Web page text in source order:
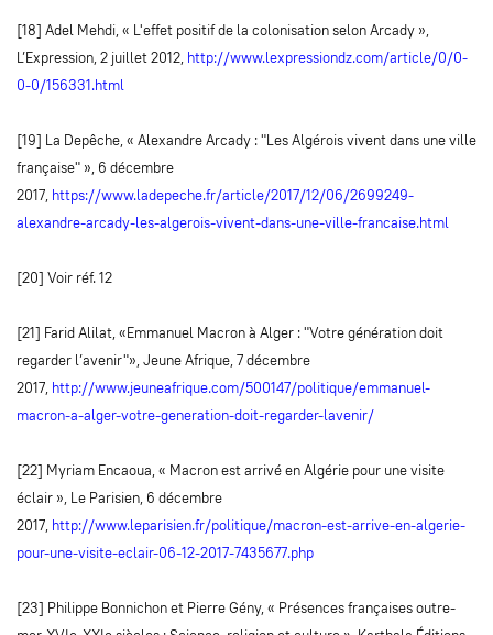
[18] Adel Mehdi, « L'effet positif de la colonisation selon Arcady »,
L’Expression, 2 juillet 2012, http://www.lexpressiondz.com/article/0/0-
0-0/156331.html
[19] La Depêche, « Alexandre Arcady : "Les Algérois vivent dans une ville
française" », 6 décembre
2017, https://www.ladepeche.fr/article/2017/12/06/2699249-
alexandre-arcady-les-algerois-vivent-dans-une-ville-francaise.html
[20] Voir réf. 12
[21] Farid Alilat, «Emmanuel Macron à Alger : "Votre génération doit
regarder l’avenir"», Jeune Afrique, 7 décembre
2017, http://www.jeuneafrique.com/500147/politique/emmanuel-
macron-a-alger-votre-generation-doit-regarder-lavenir/
[22] Myriam Encaoua, « Macron est arrivé en Algérie pour une visite
éclair », Le Parisien, 6 décembre
2017, http://www.leparisien.fr/politique/macron-est-arrive-en-algerie-
pour-une-visite-eclair-06-12-2017-7435677.php
[23] Philippe Bonnichon et Pierre Gény, « Présences françaises outre-